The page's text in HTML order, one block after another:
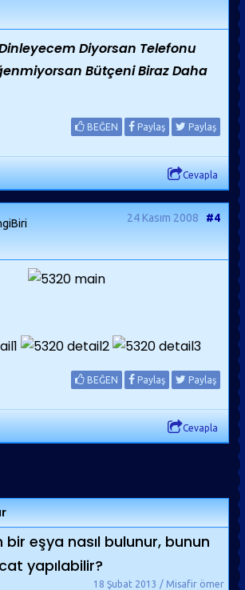
Diyorsan Telefonu
Bütçeni Biraz Daha
BEĞEN Paylaş Paylaş
Cevapla
24 Kasım 2008 #4
BEĞEN Paylaş Paylaş
Cevapla
bir eşya nasıl bulunur, bunun
yapılabilir?
18 Şubat 2013 / Misafir ömer